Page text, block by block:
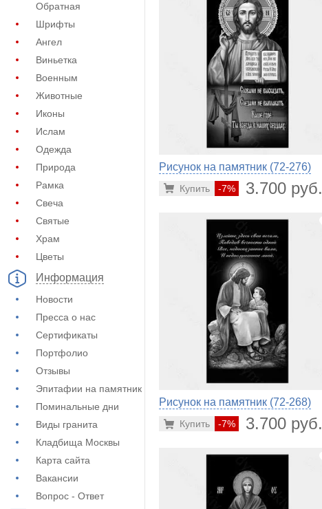
Обратная
Шрифты
Ангел
Виньетка
Военным
Животные
Иконы
Ислам
Одежда
Природа
Рамка
Свеча
Святые
Храм
Цветы
Информация
Новости
Пресса о нас
Сертификаты
Портфолио
Отзывы
Эпитафии на памятник
Поминальные дни
Виды гранита
Кладбища Москвы
Карта сайта
Вакансии
Вопрос - Ответ
Рисунок на памятник (72-276)
-7% 3.700 руб.
Купить
Рисунок на памятник (72-268)
-7% 3.700 руб.
Купить